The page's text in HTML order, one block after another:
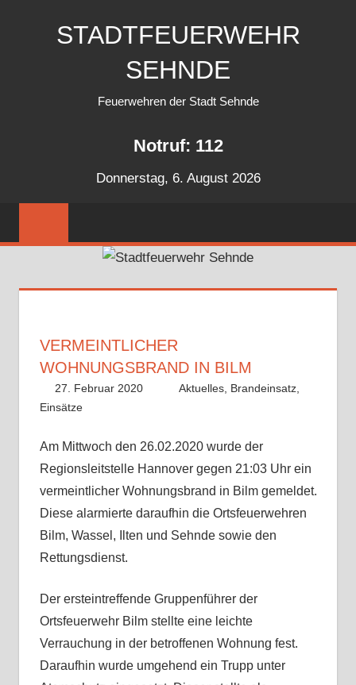
STADTFEUERWEHR
SEHNDE
Feuerwehren der Stadt Sehnde
Notruf: 112
Donnerstag, 6. August 2026
VERMEINTLICHER
WOHNUNGSBRAND IN BILM
27. Februar 2020 Benedikt Nolle
Aktuelles, Brandeinsatz,
Einsätze
Am Mittwoch den 26.02.2020 wurde der
Regionsleitstelle Hannover gegen 21:03 Uhr ein
vermeintlicher Wohnungsbrand in Bilm gemeldet.
Diese alarmierte daraufhin die Ortsfeuerwehren
Bilm, Wassel, Ilten und Sehnde sowie den
Rettungsdienst.
Der ersteintreffende Gruppenführer der
Ortsfeuerwehr Bilm stellte eine leichte
Verrauchung in der betroffenen Wohnung fest.
Daraufhin wurde umgehend ein Trupp unter